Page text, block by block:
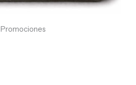
Promociones